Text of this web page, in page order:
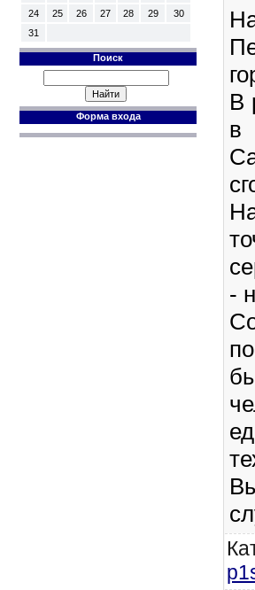
24
25 26 27 28 29
30
31
Поиск
Форма входа
В
в
-